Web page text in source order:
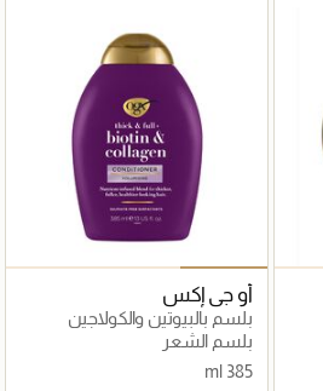
أو جي إكس
بلسم بالبيوتين والكولاجين
بلسم الشعر
385 ml